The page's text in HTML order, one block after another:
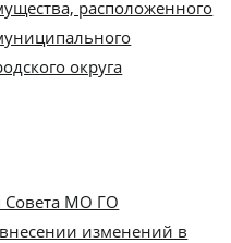
расположенного
округа
Совета МО ГО
изменений в